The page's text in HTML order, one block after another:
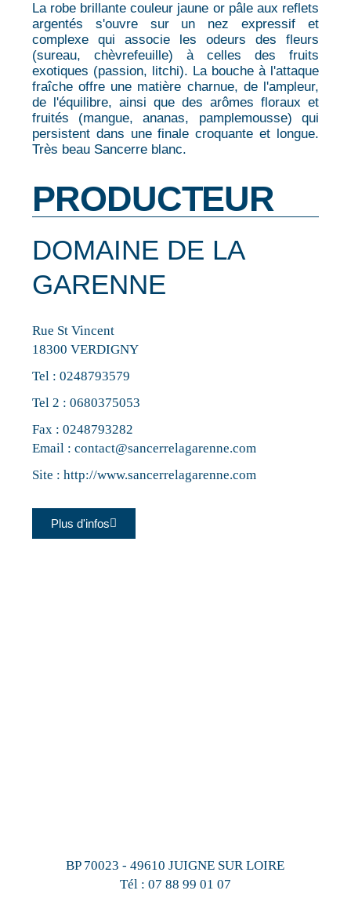
La robe brillante couleur jaune or pâle aux reflets
argentés s'ouvre sur un nez expressif et
complexe qui associe les odeurs des fleurs
(sureau, chèvrefeuille) à celles des fruits
exotiques (passion, litchi). La bouche à l'attaque
fraîche offre une matière charnue, de l'ampleur,
de l'équilibre, ainsi que des arômes floraux et
fruités (mangue, ananas, pamplemousse) qui
persistent dans une finale croquante et longue.
Très beau Sancerre blanc.
PRODUCTEUR
DOMAINE DE LA
GARENNE
Rue St Vincent
18300 VERDIGNY
Tel :0248793579
Tel 2 :0680375053
Fax : 0248793282
Email :contact@sancerrelagarenne.com
Site :http://www.sancerrelagarenne.com
Plus d'infos
BP 70023 - 49610 JUIGNE SUR LOIRE
Tél : 07 88 99 01 07